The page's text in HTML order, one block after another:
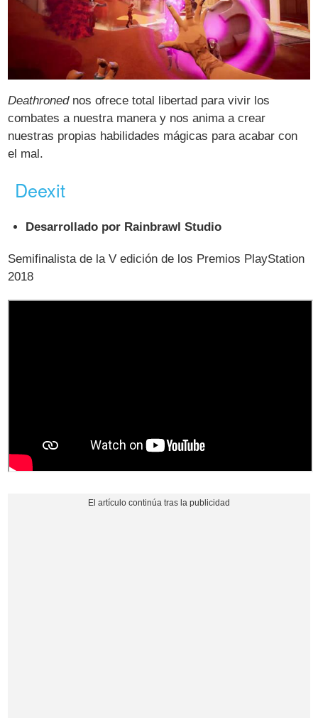
Deathronednos ofrece total libertad para vivir los
combates a nuestra manera y nos anima a crear
nuestras propias habilidades mágicas para acabar con
el mal.
Deexit
Desarrollado por Rainbrawl Studio
Semifinalista de la V edición de los Premios PlayStation
2018